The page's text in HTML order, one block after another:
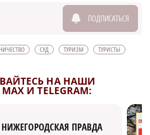
ПОДПИСАТЬСЯ
СУД ТУРИЗМ ТУРИСТЫ
НА НАШИ
И TELEGRAM:
НИЖЕГОРОДСКАЯ ПРАВДА